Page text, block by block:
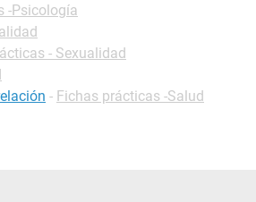
-Psicología
- Sexualidad
- Fichas prácticas -Salud